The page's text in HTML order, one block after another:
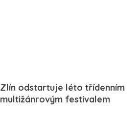
Zlín odstartuje léto třídenním
multižánrovým festivalem